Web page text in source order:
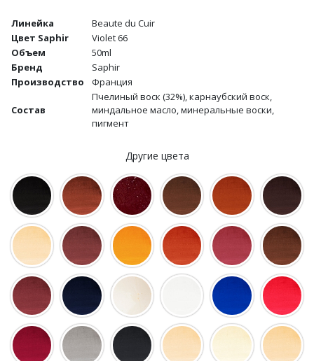
Линейка
Beaute du Cuir
Цвет Saphir
Violet 66
Объем
50ml
Бренд
Saphir
Производство
Франция
Состав
Пчелиный воск (32%), карнаубский воск,
миндальное масло, минеральные воски,
пигмент
Другие цвета